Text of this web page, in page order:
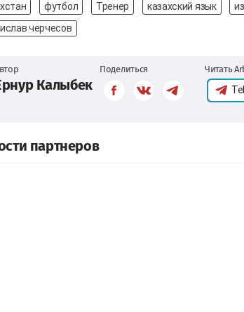
футбол Тренер казахский язык
черчесов
Калыбек
Поделиться Читать
партнеров